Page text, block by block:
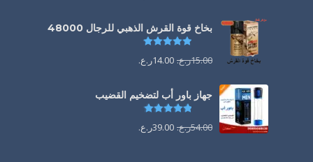
بخاخ قوة القرش الذهبي للرجال 48000
تم التقييم
15.00ر.ع. 14.00ر.ع.
جهاز باور أب لتضخيم القضيب
تم التقييم
54.00ر.ع. 39.00ر.ع.